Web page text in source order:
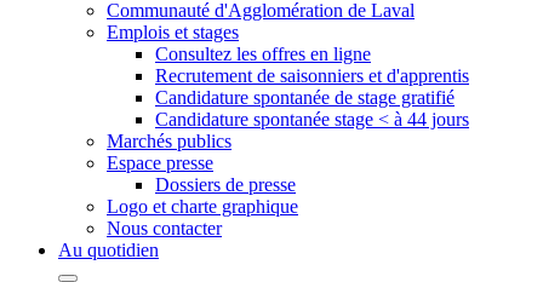
Communauté d'Agglomération de Laval
Emplois et stages
Consultez les offres en ligne
Recrutement de saisonniers et d'apprentis
Candidature spontanée de stage gratifié
Candidature spontanée stage < à 44 jours
Marchés publics
Espace presse
Dossiers de presse
Logo et charte graphique
Nous contacter
Au quotidien